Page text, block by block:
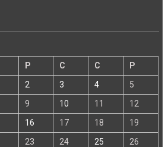
P C C
P
2 3 4
5
9 10 11
12
16 17 18
19
23 24 25
26